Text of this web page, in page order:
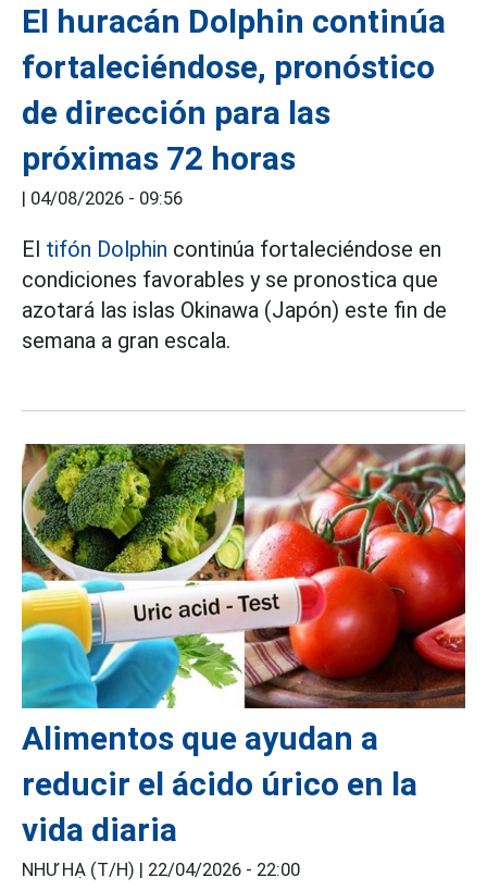
El huracán Dolphin continúa
fortaleciéndose, pronóstico
de dirección para las
próximas 72 horas
| 04/08/2026 - 09:56
El tifón Dolphin continúa fortaleciéndose en
condiciones favorables y se pronostica que
azotará las islas Okinawa (Japón) este fin de
semana a gran escala.
Alimentos que ayudan a
reducir el ácido úrico en la
vida diaria
NHƯ HẠ (T/H) | 22/04/2026 - 22:00